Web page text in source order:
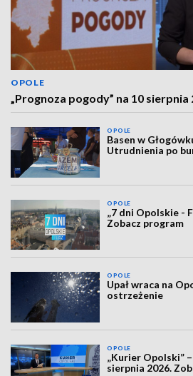
OPOLE
„Prognoza pogody” na 10
OPOLE
Basen w
Utrudnienia po
OPOLE
„7 dni Opolskie -
Zobacz program
OPOLE
Upał wraca na
ostrzeżenie
OPOLE
„Kurier Opolski”
sierpnia 2026.